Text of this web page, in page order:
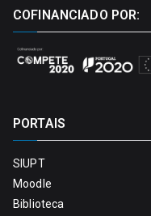
COFINANCIADO POR:
PORTAIS
SIUPT
Moodle
Biblioteca